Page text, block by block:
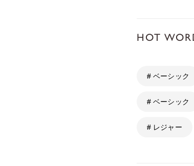
HOT
# ベーシック
# ベーシック
# レジャー